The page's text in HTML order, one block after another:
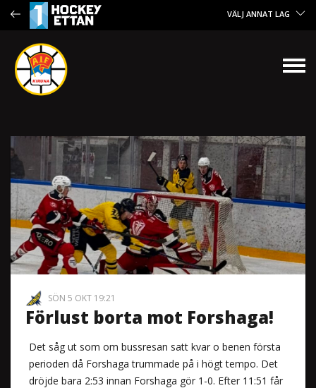
VÄLJ ANNAT LAG
SÖN 5 OKT 19:21
Förlust borta mot Forshaga!
Det såg ut som om bussresan satt kvar o benen första
perioden då Forshaga trummade på i högt tempo. Det
dröjde bara 2:53 innan Forshaga gör 1-0. Efter 11:51 får